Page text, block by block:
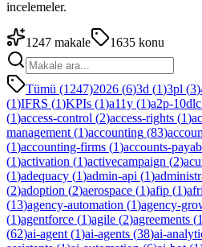
incelemeler.
1247 makale 1635 konu
Tümü (1247)2026 (6)3d (1)3pl (3)
(1)IFRS (1)KPIs (1)a11y (1)a2p-10dlc
(1)access-control (2)access-rights (1)
management (1)accounting (83)
(1)accounting-firms (1)accounts-
(1)activation (1)activecampaign (2)
(1)adequacy (1)admin-api (1)
(2)adoption (2)aerospace (1)afip (1)
(13)agency-automation (1)agency-
(1)agentforce (1)agile (2)agreements (1
(62)ai-agent (1)ai-agents (38)ai-